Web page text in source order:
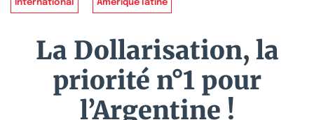
International Amérique latine
La Dollarisation, la
priorité n°1 pour
l’Argentine !